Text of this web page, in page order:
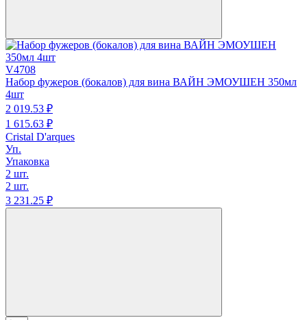
V4708
Набор фужеров (бокалов) для вина ВАЙН ЭМОУШЕН 350мл
4шт
2 019.53 ₽
1 615.63 ₽
Cristal D'arques
Уп.
Упаковка
2 шт.
2 шт.
3 231.25 ₽